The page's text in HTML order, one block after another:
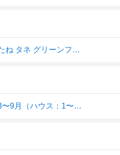
A033 ニンジン(ナンテス) 人参 にんじん 1.5g(約1050粒) 有機種子 固定種 たね タネ グリーンフィールドプロジェクト 【ポスト投函便対象】
【有機種子】 ニンジン 種 (ナンテス) Sサイズ 1.5g(約1000粒） 種蒔時期 3〜9月（ハウス：1〜3月）